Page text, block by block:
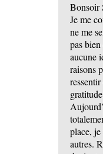
Bonsoir
Je me
ne me
pas bien
aucune
raisons
place,
autres.